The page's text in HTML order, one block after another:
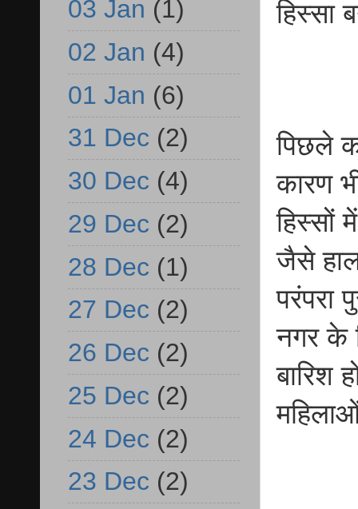
हिस्सा
पिछले
कारण
हिस्सों
जैसे
परंपरा
नगर के
बारिश
03 Jan (1)
02 Jan (4)
01 Jan (6)
31 Dec (2)
30 Dec (4)
29 Dec (2)
28 Dec (1)
27 Dec (2)
26 Dec (2)
25 Dec (2)
24 Dec (2)
23 Dec (2)